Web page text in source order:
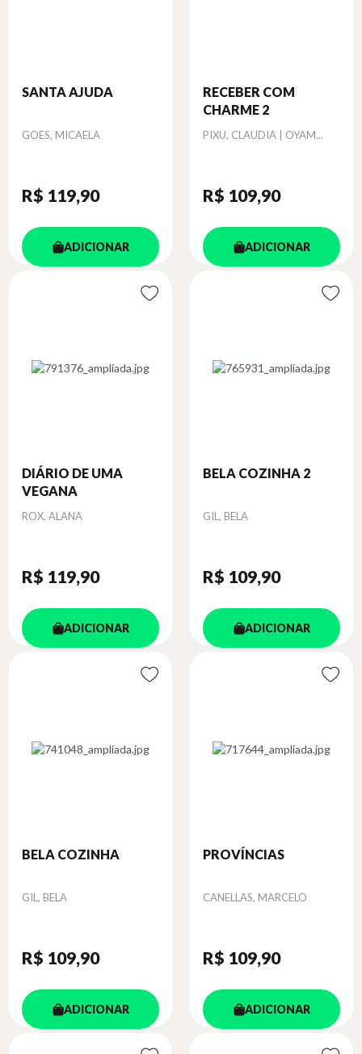
SANTA AJUDA
Autor
GOES, MICAELA
R$ 119,90
ADICIONAR
RECEBER COM
CHARME 2
Autor
PIXU, CLAUDIA | OYAM...
R$ 109,90
ADICIONAR
DIÁRIO DE UMA
VEGANA
Autor
ROX, ALANA
R$ 119,90
ADICIONAR
BELA COZINHA 2
Autor
GIL, BELA
R$ 109,90
ADICIONAR
BELA COZINHA
Autor
GIL, BELA
R$ 109,90
ADICIONAR
PROVÍNCIAS
Autor
CANELLAS, MARCELO
R$ 109,90
ADICIONAR